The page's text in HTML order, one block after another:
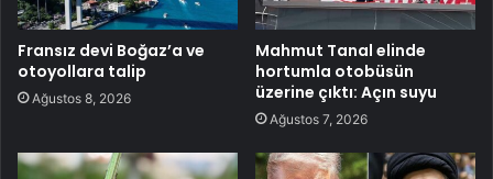
Fransız devi Boğaz’a ve
otoyollara talip
Ağustos 8, 2026
Mahmut Tanal elinde
hortumla otobüsün
üzerine çıktı: Açın suyu
Ağustos 7, 2026